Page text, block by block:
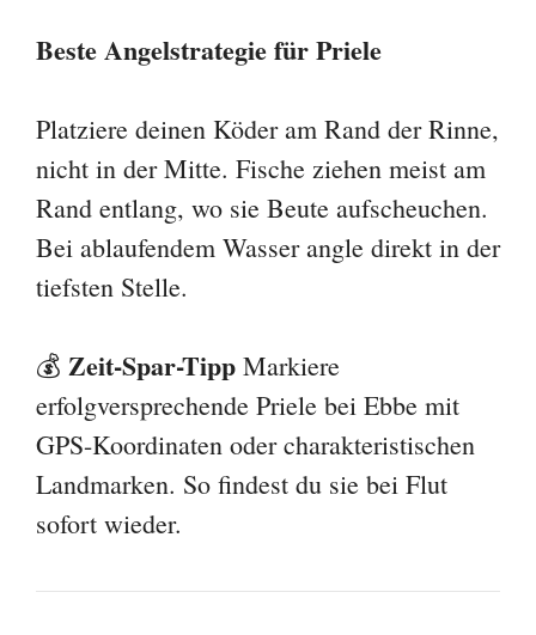
Beste Angelstrategie für Priele
Platziere deinen Köder am Rand der Rinne,
nicht in der Mitte. Fische ziehen meist am
Rand entlang, wo sie Beute aufscheuchen.
Bei ablaufendem Wasser angle direkt in der
tiefsten Stelle.
💰 Zeit-Spar-Tipp Markiere
erfolgversprechende Priele bei Ebbe mit
GPS-Koordinaten oder charakteristischen
Landmarken. So findest du sie bei Flut
sofort wieder.